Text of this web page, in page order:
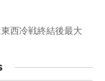
西冷戦終結後最大